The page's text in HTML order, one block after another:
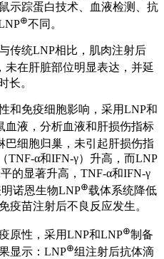
示踪蛋白技术、血液检测、抗
⊕不同。
传统LNP相比，肌肉注射后
未在肝脏部位明显表达，并延
长。
和免疫细胞影响，采用LNP和
血液，分析血液和肝损伤指标
巴细胞归巢，未引起肝损伤指
TNF-α和IFN-γ）升高，而LNP
的显著升高，TNF-α和IFN-γ
诺恩生物LNP⊕载体系统降低
疫苗注射后不良反应发生。
原性，采用LNP和LNP⊕制备
显示：LNP⊕组注射后抗体滴